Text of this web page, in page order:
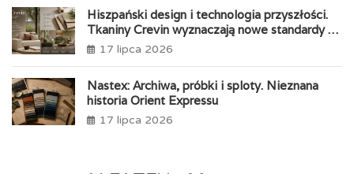
Hiszpański design i technologia przyszłości.
Tkaniny Crevin wyznaczają nowe standardy w
produkcji mebli tapicerowanych
17 lipca 2026
Nastex: Archiwa, próbki i sploty. Nieznana
historia Orient Expressu
17 lipca 2026